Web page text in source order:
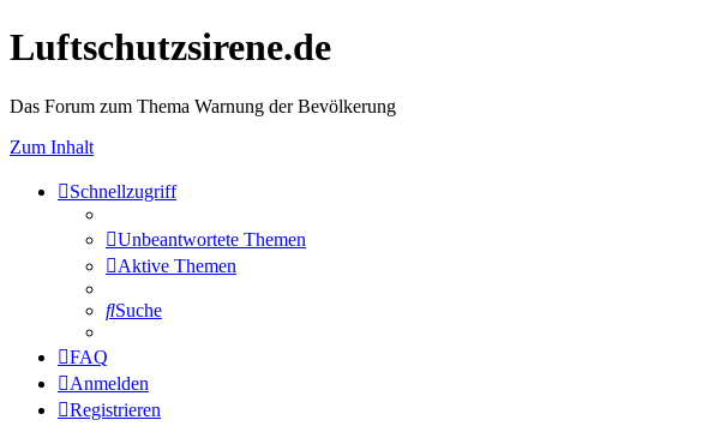
Luftschutzsirene.de
Das Forum zum Thema Warnung der Bevölkerung
Zum Inhalt
Schnellzugriff
Unbeantwortete Themen
Aktive Themen
Suche
FAQ
Anmelden
Registrieren